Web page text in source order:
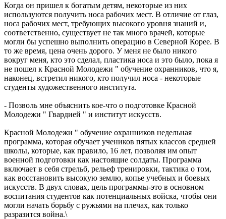
Когда он пришел к богатым детям, некоторые из них
используются получить носа рабочих мест. В отличие от глаз,
носа рабочих мест, требующих высокого уровня знаний и,
соответственно, существует не так много врачей, которые
могли бы успешно выполнить операцию в Северной Корее. В
то же время, цена очень дорого. У меня не было никого
вокруг меня, кто это сделал, пластика носа и это было, пока я
не пошел к Красной Молодежи " обучение охранников, что я,
наконец, встретил никого, кто получил носа - некоторые
студенты художественного института.
- Позволь мне объяснить кое-что о подготовке Красной
Молодежи " Гвардией " и институт искусств.
Красной Молодежи " обучение охранников недельная
программа, которая обучает учеников пятых классов средней
школы, которые, как правило, 16 лет, позволяя им опыт
военной подготовки как настоящие солдаты. Программа
включает в себя стрельб, рельеф тренировки, тактика о том,
как восстановить высокую землю, копье учебных и боевых
искусств. В двух словах, цель программы-это в основном
воспитания студентов как потенциальных войска, чтобы они
могли начать борьбу с ружьями на плечах, как только
разразится война.\